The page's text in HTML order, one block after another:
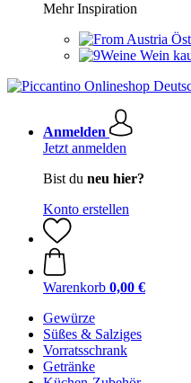
Mehr Inspiration
Wein
Anmelden
Jetzt anmelden
Bist du neu hier?
Konto erstellen
Warenkorb 0,00 €
Gewürze
Süßes & Salziges
Vorratsschrank
Getränke